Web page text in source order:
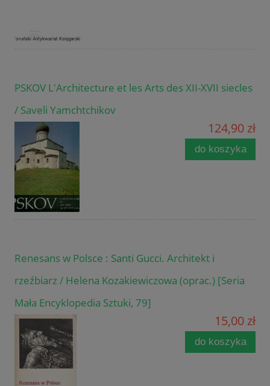
PSKOV L'Architecture et les Arts des XII-XVII siecles
/ Saveli Yamchtchikov
124,90 zł
do koszyka
Renesans w Polsce : Santi Gucci. Architekt i
rzeźbiarz / Helena Kozakiewiczowa (oprac.) [Seria
Mała Encyklopedia Sztuki, 79]
15,00 zł
do koszyka